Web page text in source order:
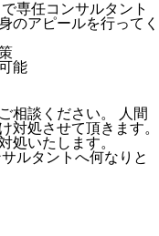
専任コンサルタント
のアピールを行ってく
能
相談ください。 人間
対処させて頂きます。
処いたします。
ルタントへ何なりと